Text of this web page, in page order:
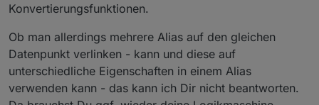
Konvertierungsfunktionen.
Ob man allerdings mehrere Alias auf den gleichen
Datenpunkt verlinken - kann und diese auf
unterschiedliche Eigenschaften in einem Alias
verwenden kann - das kann ich Dir nicht beantworten.